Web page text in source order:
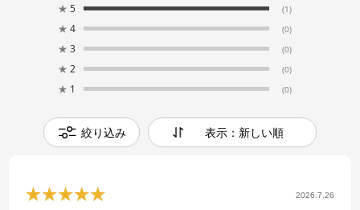
★ 5 (1)
★ 4 (0)
★ 3 (0)
★ 2 (0)
★ 1 (0)
絞り込み 表示：新しい順
2026.7.26